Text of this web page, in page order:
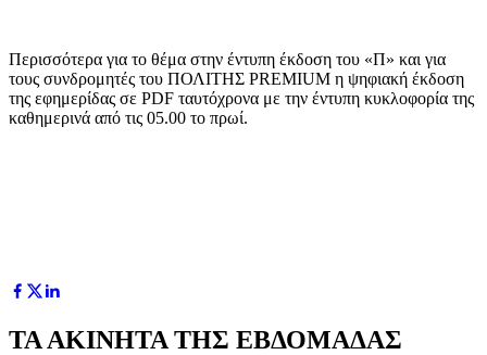
Περισσότερα για το θέμα στην έντυπη έκδοση του «Π» και για
τους συνδρομητές του ΠΟΛΙΤΗΣ PREMIUM η ψηφιακή έκδοση
της εφημερίδας σε PDF ταυτόχρονα με την έντυπη κυκλοφορία της
καθημερινά από τις 05.00 το πρωί.
ΤΑ ΑΚΙΝΗΤΑ ΤΗΣ ΕΒΔΟΜΑΔΑΣ